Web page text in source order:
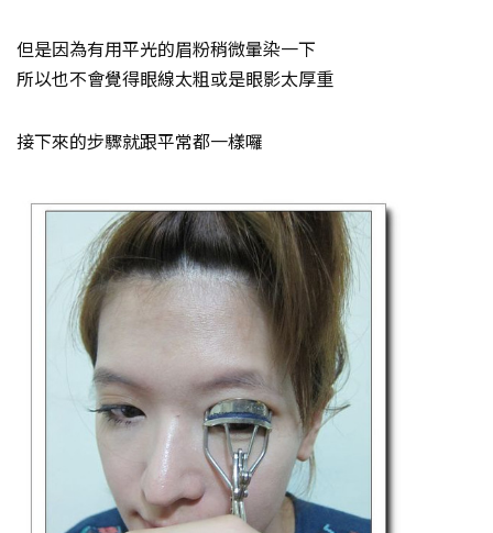
但是因為有用平光的眉粉稍微暈染一下
所以也不會覺得眼線太粗或是眼影太厚重
接下來的步驟就跟平常都一樣囉